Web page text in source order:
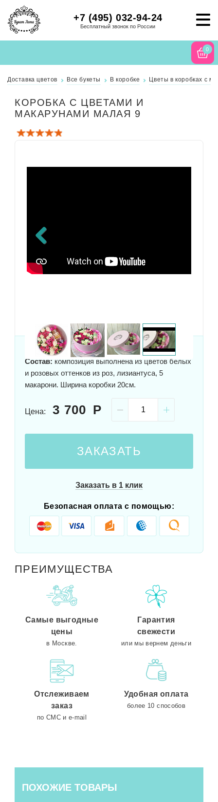
+7 (495) 032-94-24
Бесплатный звонок по России
0
Доставка цветов Все букеты В коробке Цветы в коробках с
КОРОБКА С ЦВЕТАМИ И
МАКАРУНАМИ МАЛАЯ 9
Состав: композиция выполнена из цветов белых
и розовых оттенков из роз, лизиантуса, 5
макарони. Ширина коробки 20см.
Цена: 3 700
ЗАКАЗАТЬ
Заказать в 1 клик
Безопасная оплата с помощью:
ПРЕИМУЩЕСТВА
Самые выгодные
цены
в Москве.
Гарантия
свежести
или мы вернем деньги
Отслеживаем
заказ
по СМС и e-mail
Удобная оплата
более 10 способов
ПОХОЖИЕ ТОВАРЫ